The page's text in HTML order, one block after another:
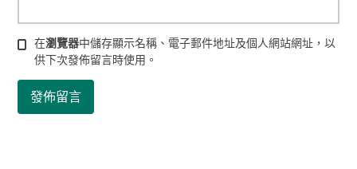
在瀏覽器中儲存顯示名稱、電子郵件地址及個人網站網址，以
供下次發佈留言時使用。